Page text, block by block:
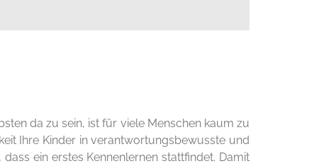
da zu sein, ist für viele Menschen kaum zu
Ihre Kinder in verantwortungsbewusste und
ein erstes Kennenlernen stattfindet. Damit